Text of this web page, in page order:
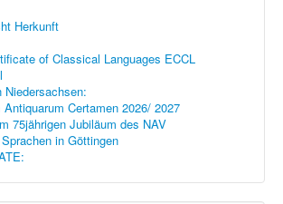
Herkunft
of Classical Languages ECCL
Antiquarum Certamen 2026/ 2027
75jährigen Jubiläum des NAV
in Göttingen